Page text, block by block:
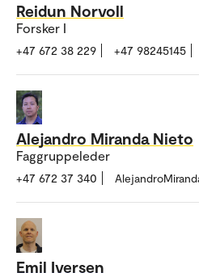
Reidun Norvoll
Forsker I
+47 672 38 229 +47 98245145
Alejandro Miranda Nieto
Faggruppeleder
+47 672 37 340
Emil Iversen